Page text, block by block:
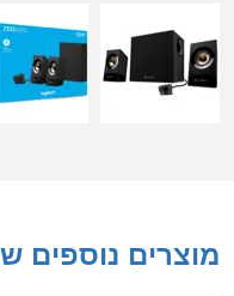
מוצרים נוספים